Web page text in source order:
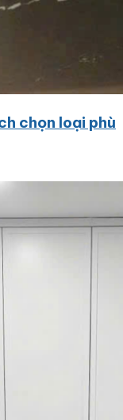
chọn loại phù